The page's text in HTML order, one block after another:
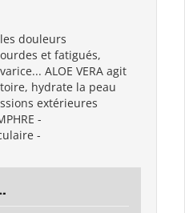
douleurs
et fatigués,
ALOE VERA agit
hydrate la peau
extérieures
-
-